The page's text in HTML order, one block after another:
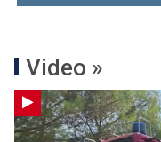
Video »